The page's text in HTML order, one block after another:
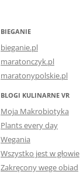
BIEGANIE
bieganie.pl
maratonczyk.pl
maratonypolskie.pl
BLOGI KULINARNE VR
Moja Makrobiotyka
Plants every day
Wegania
Wszystko jest w głowie
Zakręcony wege obiad